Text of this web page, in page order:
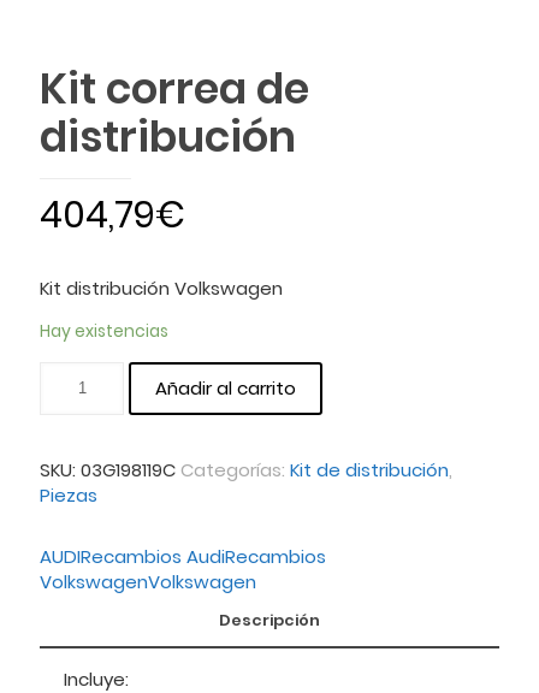
Kit correa de
distribución
404,79€
Kit distribución Volkswagen
Hay existencias
Añadir al carrito
SKU: 03G198119C Categorías: Kit de distribución,
Piezas
AUDIRecambios AudiRecambios
VolkswagenVolkswagen
Descripción
Incluye: